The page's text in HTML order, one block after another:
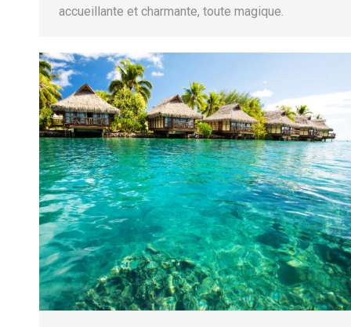
accueillante et charmante, toute magique.